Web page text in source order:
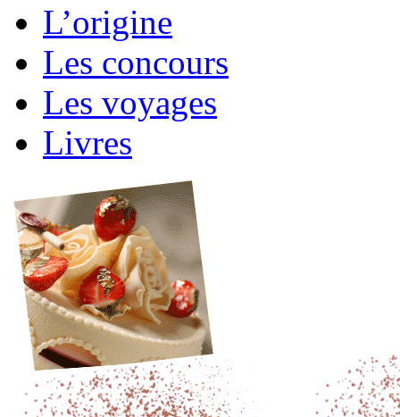
L’origine
Les concours
Les voyages
Livres